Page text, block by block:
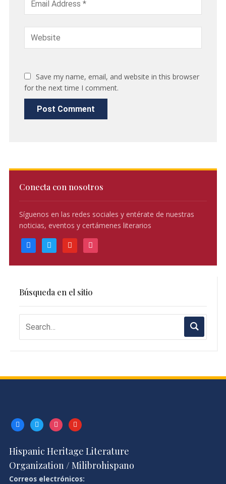
Conecta con nosotros
Síguenos en las redes sociales y entérate de nuestras
noticias, eventos y certámenes literarios
facebooktwitter youtube instagram
Búsqueda en el sitio
Save my name, email, and website in this browser
for the next time I comment.
facebooktwitterinstagramyoutube
Hispanic Heritage Literature
Organization / Milibrohispano
Correos electrónicos: